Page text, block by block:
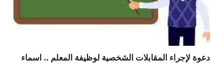
دعوة لإجراء المقابلات الشخصية لوظيفة المعلم .. اسماء